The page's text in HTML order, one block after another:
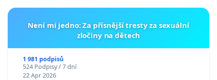
Není mi jedno: Za přísnější tresty za sexuální
zločiny na dětech
1 981 podpisů
524 Podpisy / 7 dní
22 Apr 2026